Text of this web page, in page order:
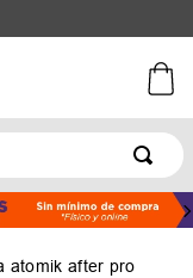
atomik after pro